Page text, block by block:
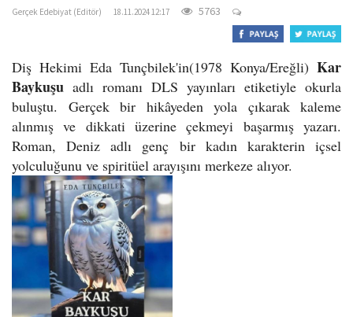
Gerçek Edebiyat (Editör) 18.11.2024 12:17 5763
Diş Hekimi Eda Tunçbilek'in(1978 Konya/Ereğli) Kar
Baykuşu adlı romanı DLS yayınları etiketiyle okurla
buluştu. Gerçek bir hikâyeden yola çıkarak kaleme
alınmış ve dikkati üzerine çekmeyi başarmış yazarı.
Roman, Deniz adlı genç bir kadın karakterin içsel
yolculuğunu ve spiritüel arayışını merkeze alıyor.